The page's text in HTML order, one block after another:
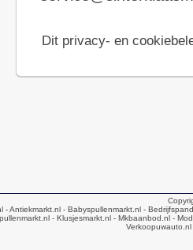
Dit privacy- en
- Antiekmarkt.nl - Babyspullenmarkt.nl -
- Klusjesmarkt.nl- Mkbaanbod.nl-
Verkoopuwauto.nl